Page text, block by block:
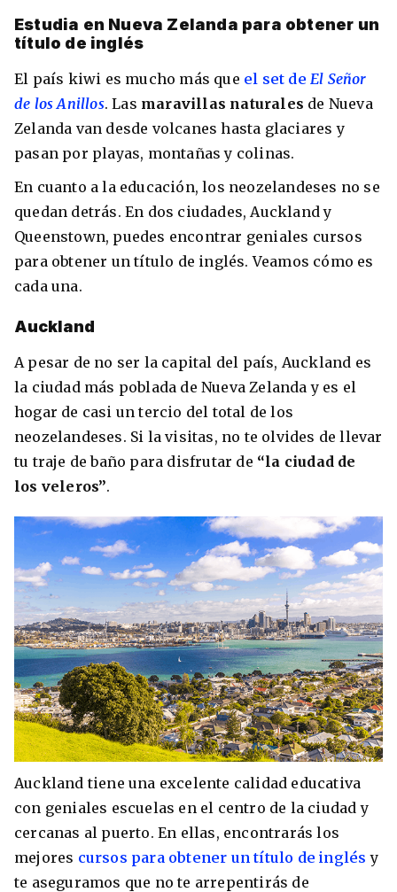
Estudia en Nueva Zelanda para obtener un
título de inglés
El país kiwi es mucho más que el set de El Señor
de los Anillos. Las maravillas naturales de Nueva
Zelanda van desde volcanes hasta glaciares y
pasan por playas, montañas y colinas.
En cuanto a la educación, los neozelandeses no se
quedan detrás. En dos ciudades, Auckland y
Queenstown, puedes encontrar geniales cursos
para obtener un título de inglés. Veamos cómo es
cada una.
Auckland
A pesar de no ser la capital del país, Auckland es
la ciudad más poblada de Nueva Zelanda y es el
hogar de casi un tercio del total de los
neozelandeses. Si la visitas, no te olvides de llevar
tu traje de baño para disfrutar de “la ciudad de
los veleros”.
Auckland tiene una excelente calidad educativa
con geniales escuelas en el centro de la ciudad y
cercanas al puerto. En ellas, encontrarás los
mejores cursos para obtener un título de inglés y
te aseguramos que no te arrepentirás de